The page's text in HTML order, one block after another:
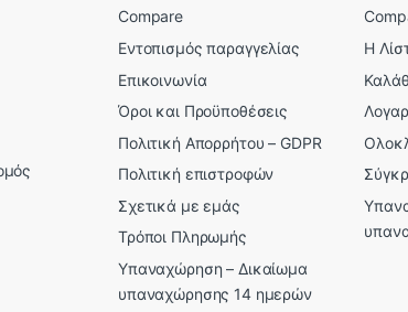
Compare
Εντοπισμός παραγγελίας
Επικοινωνία
Όροι και Προϋποθέσεις
Πολιτική Απορρήτου – GDPR
Πολιτική επιστροφών
Σχετικά με εμάς
Τρόποι Πληρωμής
Υπαναχώρηση – Δικαίωμα
υπαναχώρησης 14 ημερών
Η